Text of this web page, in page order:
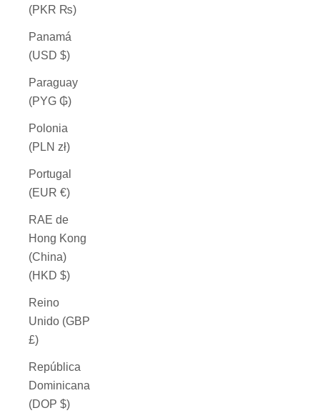
(PKR ₨)
Panamá
(USD $)
Paraguay
(PYG ₲)
Polonia
(PLN zł)
Portugal
(EUR €)
RAE de
Hong Kong
(China)
(HKD $)
Reino
Unido (GBP
£)
República
Dominicana
(DOP $)